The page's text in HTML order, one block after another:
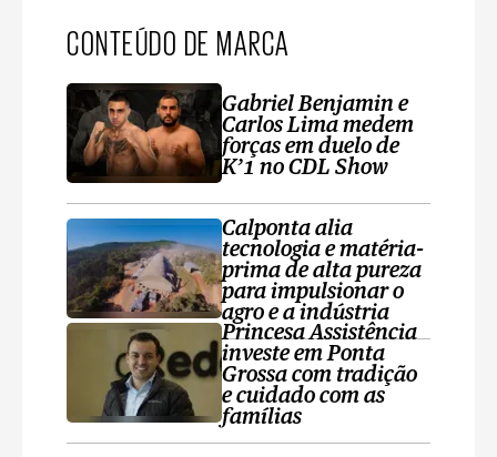
CONTEÚDO DE MARCA
Gabriel Benjamin e
Carlos Lima medem
forças em duelo de
K’1 no CDL Show
Calponta alia
tecnologia e matéria-
prima de alta pureza
para impulsionar o
agro e a indústria
Princesa Assistência
investe em Ponta
Grossa com tradição
e cuidado com as
famílias